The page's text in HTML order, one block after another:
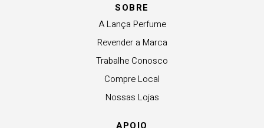
SOBRE
A Lança Perfume
Revender a Marca
Trabalhe Conosco
Compre Local
Nossas Lojas